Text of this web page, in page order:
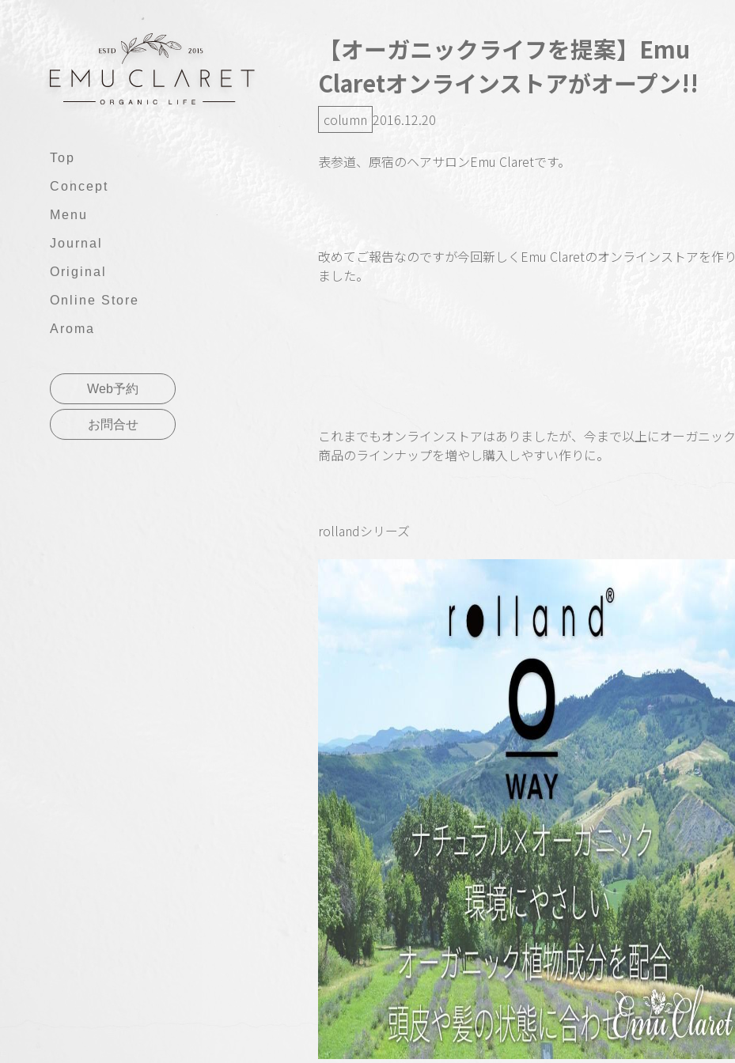
Top
Concept
Menu
Journal
Original
Online Store
Aroma
Web予約
お問合せ
【オーガニックライフを提案】Emu
Claretオンラインストアがオープン!!
column 2016.12.20
表参道、原宿のヘアサロンEmu Claretです。
改めてご報告なのですが今回新しくEmu Claretのオンラインストアを作り
ました。
これまでもオンラインストアはありましたが、今まで以上にオーガニック
商品のラインナップを増やし購入しやすい作りに。
rollandシリーズ